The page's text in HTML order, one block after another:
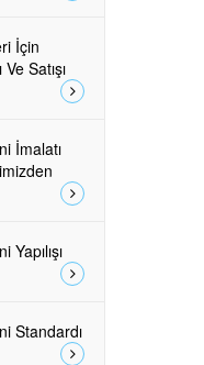
İçin
Satışı
İmalatı
Standardı